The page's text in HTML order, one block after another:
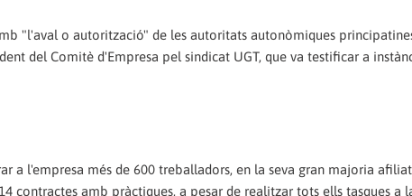
"l'aval o autorització" de les autoritats autonòmiques
del Comitè d'Empresa pel sindicat UGT, que va testificar a
a l'empresa més de 600 treballadors, en la seva gran majoria
contractes amb pràctiques, a pesar de realitzar tots ells tasques a